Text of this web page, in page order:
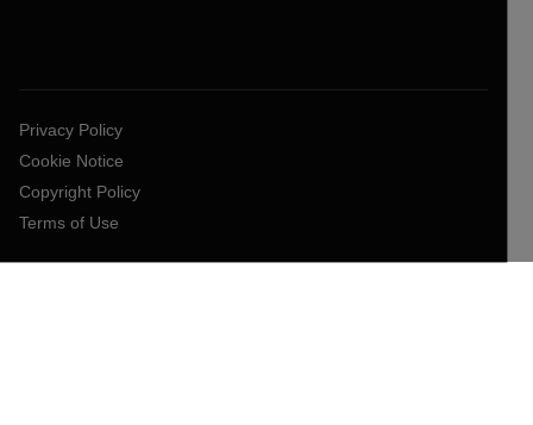
Privacy Policy
Cookie Notice
Copyright Policy
Terms of Use